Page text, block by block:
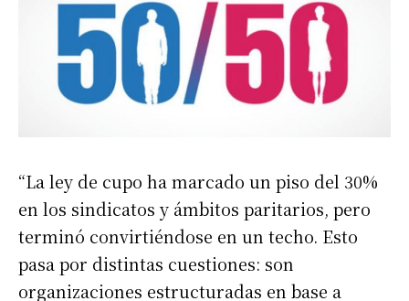
“La ley de cupo ha marcado un piso del 30%
en los sindicatos y ámbitos paritarios, pero
terminó convirtiéndose en un techo. Esto
pasa por distintas cuestiones: son
organizaciones estructuradas en base a